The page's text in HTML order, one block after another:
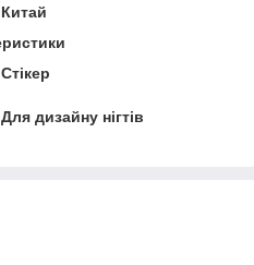
Китай
Стікер
Для дизайну нігтів